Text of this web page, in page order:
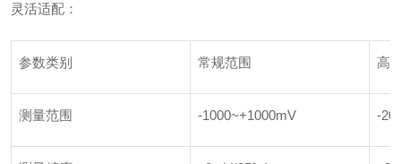
灵活适配：
参数类别 常规范围 高
测量范围 -1000~+1000mV -